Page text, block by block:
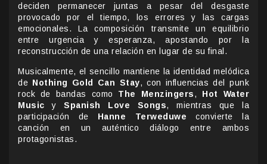
deciden permanecer juntas a pesar del desgaste
provocado por el tiempo, los errores y las cargas
emocionales. La composición transmite un equilibrio
entre urgencia y esperanza, apostando por la
reconstrucción de una relación en lugar de su final.
Musicalmente, el sencillo mantiene la identidad melódica
de Nothing Gold Can Stay, con influencias del punk
rock de bandas como The Menzingers, Hot Water
Music ySpanish Love Songs, mientras que la
participación de Hanne Terweduwe convierte la
canción en un auténtico diálogo entre ambos
protagonistas.